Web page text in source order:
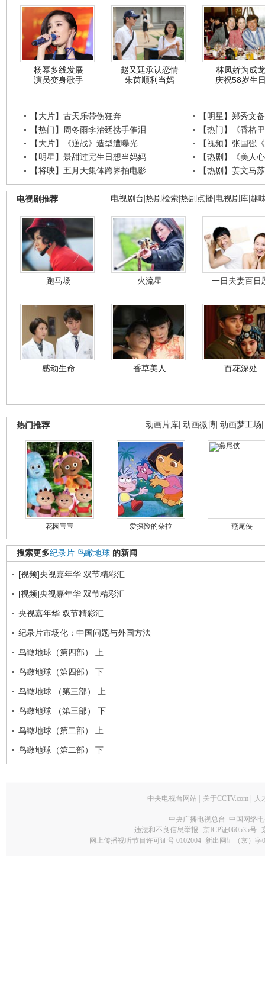
杨幂多线发展
演员变身歌手
赵又廷承认恋情
朱茵顺利当妈
林凤娇为成龙
庆祝58岁生
【大片】古天乐带伤狂奔
【明星】郑秀文
【热门】周冬雨李治廷携手催泪
【热门】《香格
【大片】《逆战》造型遭曝光
【视频】张国强
【明星】景甜过完生日想当妈妈
【热剧】《美人
【将映】五月天集体跨界拍电影
【热剧】姜文马
电视剧台 热剧检索 热剧点播 电视剧库 趣
电视剧推荐
跑马场 火流星 一日夫妻百日
感动生命 香草美人 百花深处
动画片库 动画微博 动画梦工场
热门推荐
花园宝宝 爱探险的朵拉 燕尾侠
搜索更多纪录片 鸟瞰地球 的新闻
[视频]央视嘉年华 双节精彩汇
[视频]央视嘉年华 双节精彩汇
央视嘉年华 双节精彩汇
纪录片市场化：中国问题与外国方法
鸟瞰地球（第四部） 上
鸟瞰地球（第四部） 下
鸟瞰地球 （第三部） 上
鸟瞰地球 （第三部） 下
鸟瞰地球（第二部） 上
鸟瞰地球（第二部） 下
中央电视台网站 关于CCTV.com 人
中央广播电视总台 中国网络
违法和不良信息举报
京ICP证060535号
网上传播视听节目许可证号 0102004 新出网证（京）